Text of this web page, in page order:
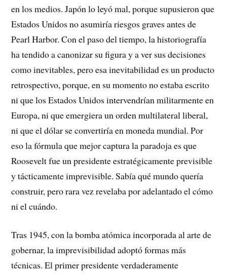
en los medios. Japón lo leyó mal, porque supusieron que
Estados Unidos no asumiría riesgos graves antes de
Pearl Harbor. Con el paso del tiempo, la historiografía
ha tendido a canonizar su figura y a ver sus decisiones
como inevitables, pero esa inevitabilidad es un producto
retrospectivo, porque, en su momento no estaba escrito
ni que los Estados Unidos intervendrían militarmente en
Europa, ni que emergiera un orden multilateral liberal,
ni que el dólar se convertiría en moneda mundial. Por
eso la fórmula que mejor captura la paradoja es que
Roosevelt fue un presidente estratégicamente previsible
y tácticamente imprevisible. Sabía qué mundo quería
construir, pero rara vez revelaba por adelantado el cómo
ni el cuándo.
Tras 1945, con la bomba atómica incorporada al arte de
gobernar, la imprevisibilidad adoptó formas más
técnicas. El primer presidente verdaderamente